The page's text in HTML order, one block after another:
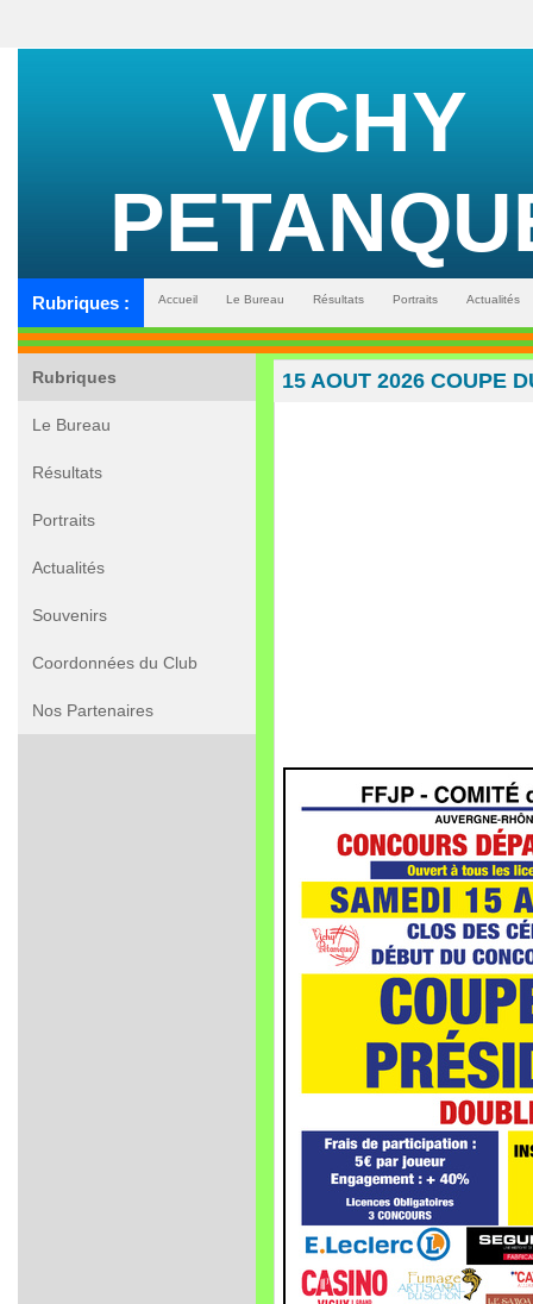
VICHY
Rubriques : Accueil Le Bureau Résultats Portraits Actualités
Rubriques
Le Bureau
Résultats
Portraits
Actualités
Souvenirs
Coordonnées du Club
Nos Partenaires
15 AOUT 2026 COUPE